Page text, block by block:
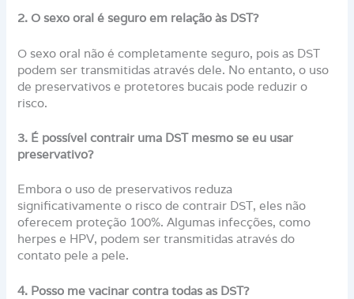
2. O sexo oral é seguro em relação às DST?
O sexo oral não é completamente seguro, pois as DST
podem ser transmitidas através dele. No entanto, o uso
de preservativos e protetores bucais pode reduzir o
risco.
3. É possível contrair uma DST mesmo se eu usar
preservativo?
Embora o uso de preservativos reduza
significativamente o risco de contrair DST, eles não
oferecem proteção 100%. Algumas infecções, como
herpes e HPV, podem ser transmitidas através do
contato pele a pele.
4. Posso me vacinar contra todas as DST?